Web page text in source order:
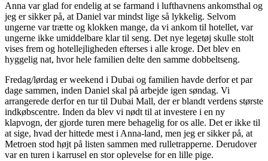
Anna var glad for endelig at se farmand i lufthavnens ankomsthal og
jeg er sikker på, at Daniel var mindst lige så lykkelig. Selvom
ungerne var trætte og klokken mange, da vi ankom til hotellet, var
ungerne ikke umiddelbare klar til seng. Det nye legetøj skulle stolt
vises frem og hotellejligheden efterses i alle kroge. Det blev en
hyggelig nat, hvor hele familien delte den samme dobbeltseng.
Fredag/lørdag er weekend i Dubai og familien havde derfor et par
dage sammen, inden Daniel skal på arbejde igen søndag. Vi
arrangerede derfor en tur til Dubai Mall, der er blandt verdens største
indkøbscentre. Inden da blev vi nødt til at investere i en ny
klapvogn, der gjorde turen mere behagelig for os alle. Det er ikke til
at sige, hvad der hittede mest i Anna-land, men jeg er sikker på, at
Metroen stod højt på listen sammen med rulletrapperne. Derudover
var en turen i karrusel en stor oplevelse for en lille pige.